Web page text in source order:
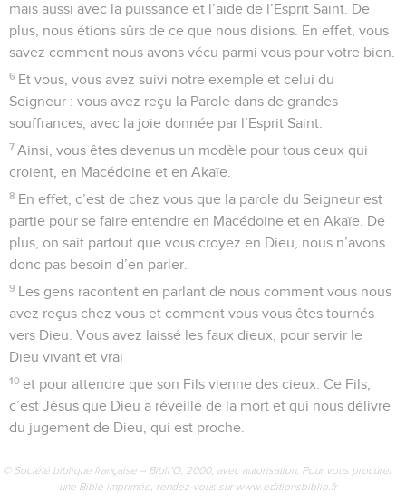
mais aussi avec la puissance et l’aide de l’Esprit Saint. De
plus, nous étions sûrs de ce que nous disions. En effet, vous
savez comment nous avons vécu parmi vous pour votre bien.
6 Et vous, vous avez suivi notre exemple et celui du
Seigneur : vous avez reçu la Parole dans de grandes
souffrances, avec la joie donnée par l’Esprit Saint.
7 Ainsi, vous êtes devenus un modèle pour tous ceux qui
croient, en Macédoine et en Akaïe.
8 En effet, c’est de chez vous que la parole du Seigneur est
partie pour se faire entendre en Macédoine et en Akaïe. De
plus, on sait partout que vous croyez en Dieu, nous n’avons
donc pas besoin d’en parler.
9 Les gens racontent en parlant de nous comment vous nous
avez reçus chez vous et comment vous vous êtes tournés
vers Dieu. Vous avez laissé les faux dieux, pour servir le
Dieu vivant et vrai
10 et pour attendre que son Fils vienne des cieux. Ce Fils,
c’est Jésus que Dieu a réveillé de la mort et qui nous délivre
du jugement de Dieu, qui est proche.
© Société biblique française – Bibli’O, 2000, avec autorisation. Pour vous procurer
une Bible imprimée, rendez-vous sur www.editionsbiblio.fr